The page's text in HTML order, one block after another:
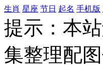
生肖 星座 节日 起名 手机版
提示：本
集整理配